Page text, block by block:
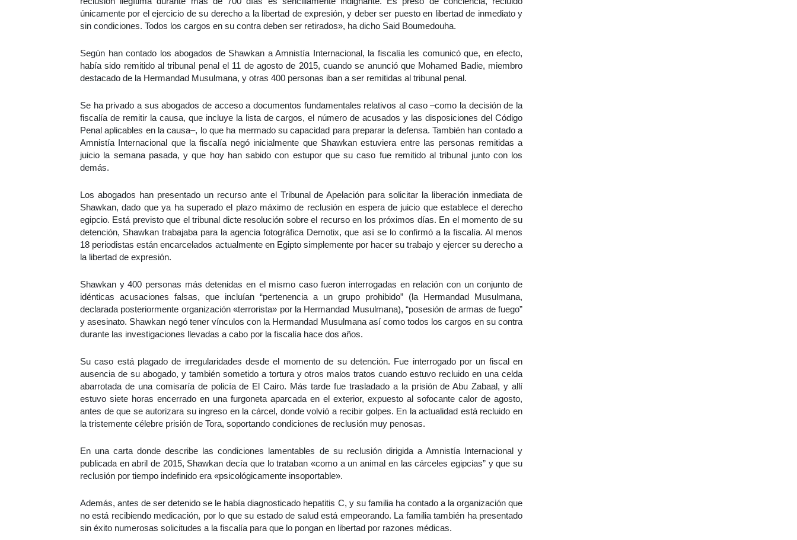
únicamente por el ejercicio de su derecho a la libertad de expresión, y deber ser puesto en libertad de inmediato y
sin condiciones. Todos los cargos en su contra deben ser retirados», ha dicho Said Boumedouha.
Según han contado los abogados de Shawkan a Amnistía Internacional, la fiscalía les comunicó que, en efecto,
había sido remitido al tribunal penal el 11 de agosto de 2015, cuando se anunció que Mohamed Badie, miembro
destacado de la Hermandad Musulmana, y otras 400 personas iban a ser remitidas al tribunal penal.
Se ha privado a sus abogados de acceso a documentos fundamentales relativos al caso –como la decisión de la
fiscalía de remitir la causa, que incluye la lista de cargos, el número de acusados y las disposiciones del Código
Penal aplicables en la causa–, lo que ha mermado su capacidad para preparar la defensa. También han contado a
Amnistía Internacional que la fiscalía negó inicialmente que Shawkan estuviera entre las personas remitidas a
juicio la semana pasada, y que hoy han sabido con estupor que su caso fue remitido al tribunal junto con los
demás.
Los abogados han presentado un recurso ante el Tribunal de Apelación para solicitar la liberación inmediata de
Shawkan, dado que ya ha superado el plazo máximo de reclusión en espera de juicio que establece el derecho
egipcio. Está previsto que el tribunal dicte resolución sobre el recurso en los próximos días. En el momento de su
detención, Shawkan trabajaba para la agencia fotográfica Demotix, que así se lo confirmó a la fiscalía. Al menos
18 periodistas están encarcelados actualmente en Egipto simplemente por hacer su trabajo y ejercer su derecho a
la libertad de expresión.
Shawkan y 400 personas más detenidas en el mismo caso fueron interrogadas en relación con un conjunto de
idénticas acusaciones falsas, que incluían “pertenencia a un grupo prohibido” (la Hermandad Musulmana,
declarada posteriormente organización «terrorista» por la Hermandad Musulmana), “posesión de armas de fuego”
y asesinato. Shawkan negó tener vínculos con la Hermandad Musulmana así como todos los cargos en su contra
durante las investigaciones llevadas a cabo por la fiscalía hace dos años.
Su caso está plagado de irregularidades desde el momento de su detención. Fue interrogado por un fiscal en
ausencia de su abogado, y también sometido a tortura y otros malos tratos cuando estuvo recluido en una celda
abarrotada de una comisaría de policía de El Cairo. Más tarde fue trasladado a la prisión de Abu Zabaal, y allí
estuvo siete horas encerrado en una furgoneta aparcada en el exterior, expuesto al sofocante calor de agosto,
antes de que se autorizara su ingreso en la cárcel, donde volvió a recibir golpes. En la actualidad está recluido en
la tristemente célebre prisión de Tora, soportando condiciones de reclusión muy penosas.
En una carta donde describe las condiciones lamentables de su reclusión dirigida a Amnistía Internacional y
publicada en abril de 2015, Shawkan decía que lo trataban «como a un animal en las cárceles egipcias” y que su
reclusión por tiempo indefinido era «psicológicamente insoportable».
Además, antes de ser detenido se le había diagnosticado hepatitis C, y su familia ha contado a la organización que
no está recibiendo medicación, por lo que su estado de salud está empeorando. La familia también ha presentado
sin éxito numerosas solicitudes a la fiscalía para que lo pongan en libertad por razones médicas.